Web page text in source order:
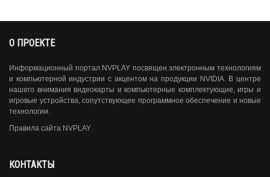
О ПРОЕКТЕ
Информационный портал NVPLAY посвящен электронным технологиям
и компьютерной индустрии с акцентом на продукции NVIDIA. В центре
нашего внимания видеокарты и компьютерные комплектующие, игры и
игровые устройства, сопутствующее программное обеспечение и новые
технологии.
Правила сайта NVPLAY
КОНТАКТЫ